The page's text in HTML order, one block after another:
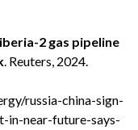
2 gas pipeline
. Reuters, 2024.
russia-china-sign-
in-near-future-says-